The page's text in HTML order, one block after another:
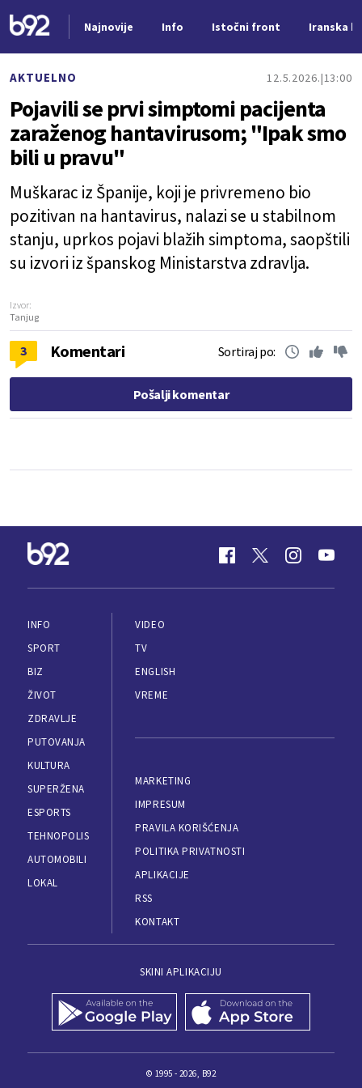
Najnovije Info Istočni front Iranska
AKTUELNO 12.5.2026. 13:00
Pojavili se prvi simptomi pacijenta
zaraženog hantavirusom; "Ipak smo
bili u pravu"
Muškarac iz Španije, koji je privremeno bio
pozitivan na hantavirus, nalazi se u stabilnom
stanju, uprkos pojavi blažih simptoma, saopštili
su izvori iz španskog Ministarstva zdravlja.
Izvor:
Tanjug
3 Komentari Sortiraj po:
Pošalji komentar
INFO
SPORT
BIZ
ŽIVOT
ZDRAVLJE
PUTOVANJA
KULTURA
SUPERŽENA
ESPORTS
TEHNOPOLIS
AUTOMOBILI
LOKAL
VIDEO
TV
ENGLISH
VREME
MARKETING
IMPRESUM
PRAVILA KORIŠĆENJA
POLITIKA PRIVATNOSTI
APLIKACIJE
RSS
KONTAKT
SKINI APLIKACIJU
© 1995 - 2026, B92